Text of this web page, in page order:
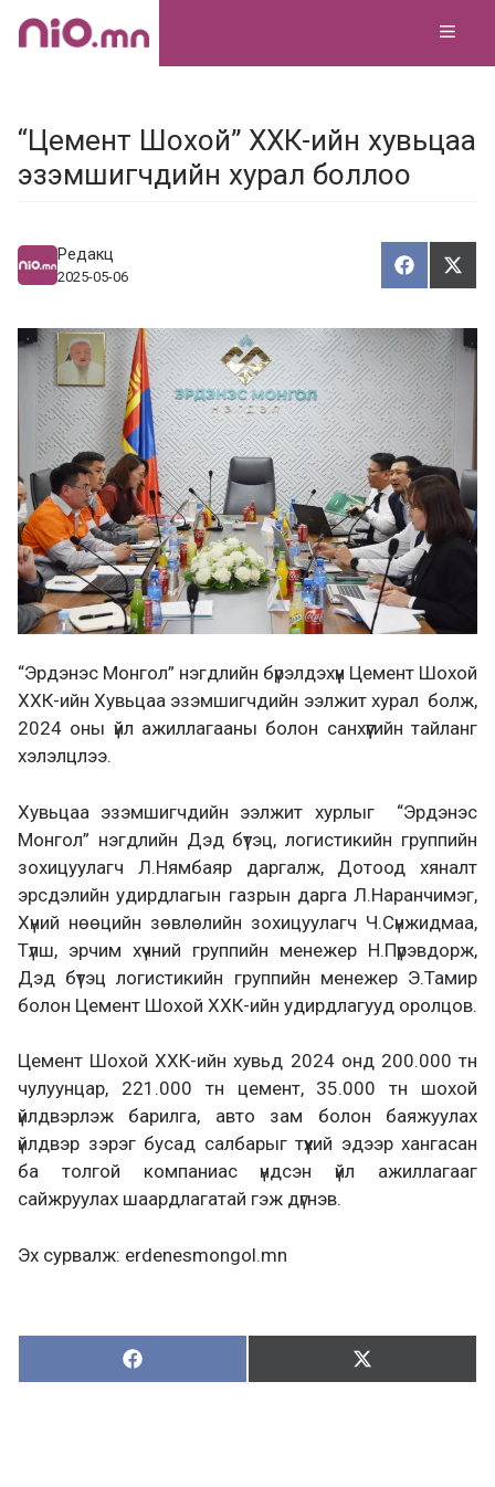
Skip
“Цемент Шохой” ХХК-ийн хувьцаа
эзэмшигчдийн хурал боллоо
Редакц
2025-05-06
Х
у
а
а
л
ц
а
х
Т
э
э
“Эрдэнэс Монгол” нэгдлийн бүрэлдэхүүн Цемент Шохой
ХХК-ийн Хувьцаа эзэмшигчдийн ээлжит хурал болж,
2024 оны үйл ажиллагааны болон санхүүгийн тайланг
хэлэлцлээ.
Хувьцаа эзэмшигчдийн ээлжит хурлыг “Эрдэнэс
Монгол” нэгдлийн Дэд бүтэц, логистикийн группийн
зохицуулагч Л.Нямбаяр даргалж, Дотоод хяналт
эрсдэлийн удирдлагын газрын дарга Л.Наранчимэг,
Хүний нөөцийн зөвлөлийн зохицуулагч Ч.Сүнжидмаа,
Түлш, эрчим хүчний группийн менежер Н.Пүрэвдорж,
Дэд бүтэц логистикийн группийн менежер Э.Тамир
болон Цемент Шохой ХХК-ийн удирдлагууд оролцов.
Цемент Шохой ХХК-ийн хувьд 2024 онд 200.000 тн
чулуунцар, 221.000 тн цемент, 35.000 тн шохой
үйлдвэрлэж барилга, авто зам болон баяжуулах
үйлдвэр зэрэг бусад салбарыг түүхий эдээр хангасан
ба толгой компаниас үндсэн үйл ажиллагааг
сайжруулах шаардлагатай гэж дүгнэв.
Эх сурвалж: erdenesmongol.mn
Хуваалцах:
Х
у
Түгээх:
Т